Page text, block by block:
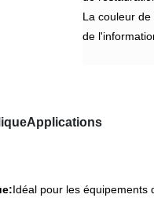
La couleur
de
Applications
Idéal pour les équipements